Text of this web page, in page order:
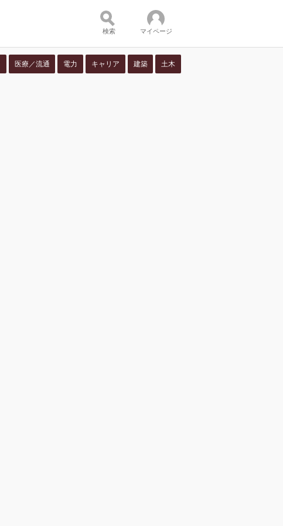
検索 マイページ
医療／流通 電力 キャリア 建築 土木